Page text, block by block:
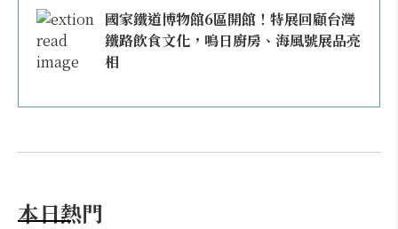
國家鐵道博物館6區開館！特展回顧台灣
鐵路飲食文化，鳴日廚房、海風號展品亮
相
本日熱門